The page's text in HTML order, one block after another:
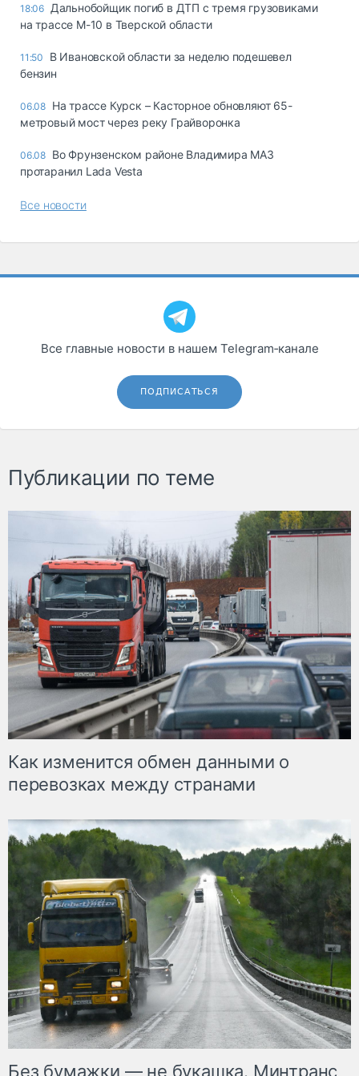
18:06 Дальнобойщик погиб в ДТП с тремя грузовиками
на трассе М-10 в Тверской области
11:50
В Ивановской области за неделю подешевел
бензин
06.08 На трассе Курск – Касторное обновляют 65-
метровый мост через реку Грайворонка
06.08 Во Фрунзенском районе Владимира МАЗ
протаранил Lada Vesta
Все новости
Все главные новости в нашем Telegram‑канале
ПОДПИСАТЬСЯ
Публикации по теме
Как изменится обмен данными о
перевозках между странами
Без бумажки — не букашка. Минтранс